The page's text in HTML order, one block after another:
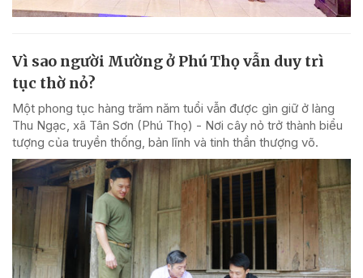
Vì sao người Mường ở Phú Thọ vẫn duy trì
tục thờ nỏ?
Một phong tục hàng trăm năm tuổi vẫn được gìn giữ ở làng
Thu Ngạc, xã Tân Sơn (Phú Thọ) - Nơi cây nỏ trở thành biểu
tượng của truyền thống, bản lĩnh và tinh thần thượng võ.